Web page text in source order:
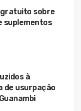
sobre
suplementos
à
de usurpação